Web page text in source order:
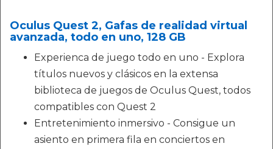
Oculus Quest 2, Gafas de realidad virtual
avanzada, todo en uno, 128 GB
Experienca de juego todo en uno - Explora
títulos nuevos y clásicos en la extensa
biblioteca de juegos de Oculus Quest, todos
compatibles con Quest 2
Entretenimiento inmersivo - Consigue un
asiento en primera fila en conciertos en